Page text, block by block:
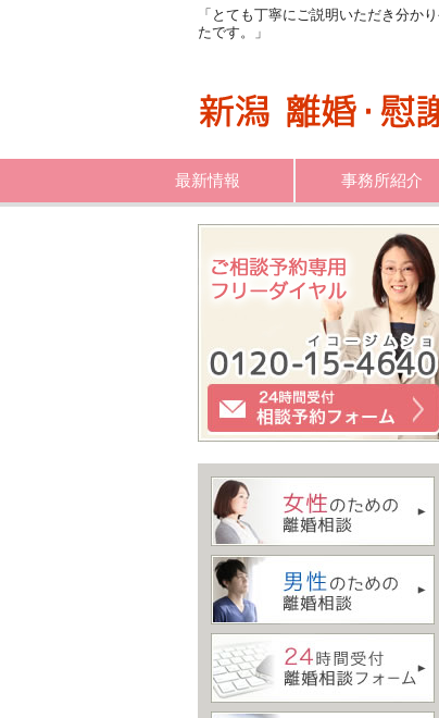
「とても丁寧にご説明いただき分か
たです。」
最新情報 事務所紹介